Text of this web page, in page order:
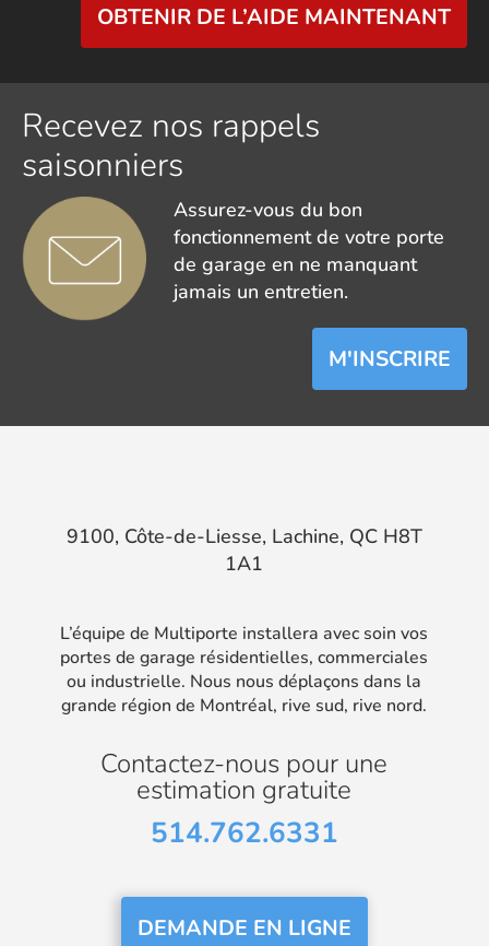
OBTENIR DE L’AIDE MAINTENANT
Recevez nos rappels
saisonniers
Assurez-vous du bon
fonctionnement de votre porte
de garage en ne manquant
jamais un entretien.
M'INSCRIRE
9100, Côte-de-Liesse, Lachine, QC H8T
1A1
L’équipe de Multiporte installera avec soin vos
portes de garage résidentielles, commerciales
ou industrielle. Nous nous déplaçons dans la
grande région de Montréal, rive sud, rive nord.
Contactez-nous pour une
estimation gratuite
514.762.6331
DEMANDE EN LIGNE